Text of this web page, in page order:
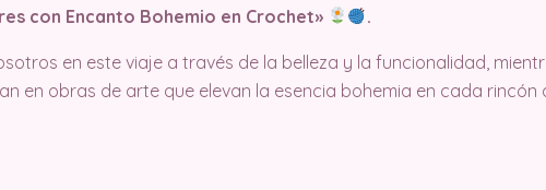
con Encanto Bohemio en Crochet»
.
en este viaje a través de la belleza y la funcionalidad,
en obras de arte que elevan la esencia bohemia en cada rincón